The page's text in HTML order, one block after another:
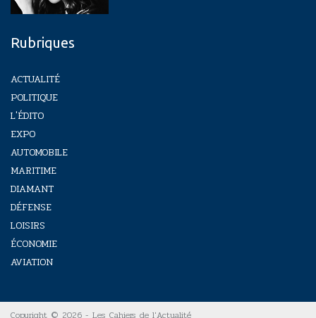
Rubriques
ACTUALITÉ
POLITIQUE
L'ÉDITO
EXPO
AUTOMOBILE
MARITIME
DIAMANT
DÉFENSE
LOISIRS
ÉCONOMIE
AVIATION
Copyright © 2026 - Les Cahiers de l'Actualité